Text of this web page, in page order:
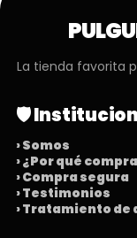
La tienda favorita
🛡️
› Somos
› ¿Por qué
› Compra segura
› Testimonios
› Tratamiento de